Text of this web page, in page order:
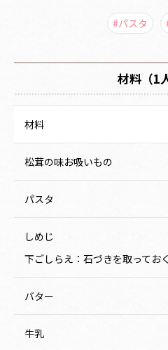
#パスタ
材料（1
材料
松茸の味お吸いもの
パスタ
しめじ
下ごしらえ：石づきを取っておく
バター
牛乳